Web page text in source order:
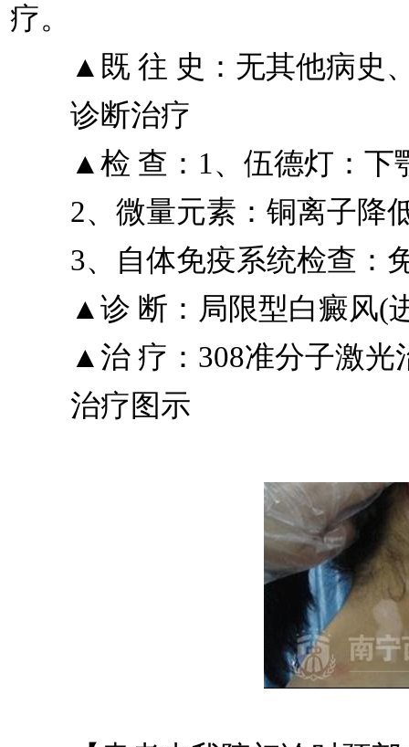
疗。
▲既 往 史：无其他病史、
诊断治疗
▲检 查：1、伍德灯：下
2、微量元素：铜离子降
3、自体免疫系统检查：
▲诊 断：局限型白癜风(
▲治 疗：308准分子激光
治疗图示